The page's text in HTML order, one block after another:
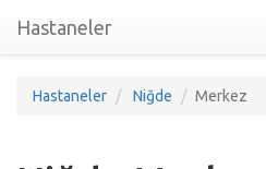
Hastaneler
Hastaneler Niğde Merkez